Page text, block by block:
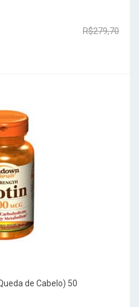
R$279,70
de Cabelo) 50